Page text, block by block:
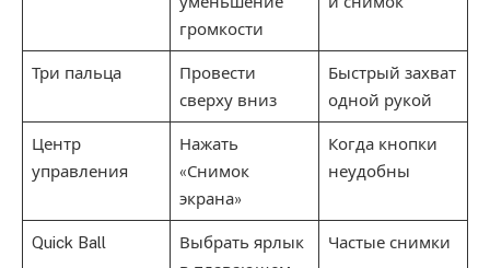
громкости
Три пальца
Провести
сверху вниз
Быстрый захват
одной рукой
Центр
управления
Нажать
«Снимок
экрана»
Когда кнопки
неудобны
Quick Ball
Выбрать ярлык
Частые снимки